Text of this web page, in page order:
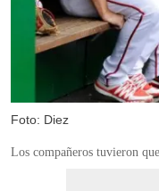
Foto: Diez
Los compañeros tuvieron